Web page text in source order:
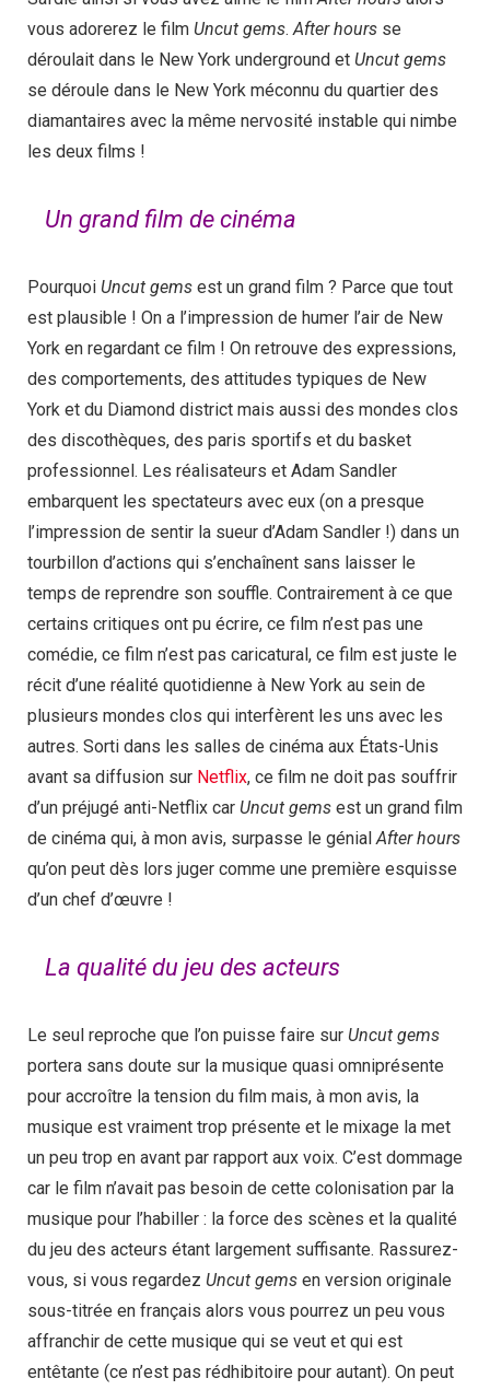
vous adorerez le film Uncut gems.After hours se
déroulait dans le New York underground et Uncut gems
se déroule dans le New York méconnu du quartier des
diamantaires avec la même nervosité instable qui nimbe
les deux films !
Un grand film de cinéma
Pourquoi Uncut gems est un grand film ? Parce que tout
est plausible ! On a l’impression de humer l’air de New
York en regardant ce film ! On retrouve des expressions,
des comportements, des attitudes typiques de New
York et du Diamond district mais aussi des mondes clos
des discothèques, des paris sportifs et du basket
professionnel. Les réalisateurs et Adam Sandler
embarquent les spectateurs avec eux (on a presque
l’impression de sentir la sueur d’Adam Sandler !) dans un
tourbillon d’actions qui s’enchaînent sans laisser le
temps de reprendre son souffle. Contrairement à ce que
certains critiques ont pu écrire, ce film n’est pas une
comédie, ce film n’est pas caricatural, ce film est juste le
récit d’une réalité quotidienne à New York au sein de
plusieurs mondes clos qui interfèrent les uns avec les
autres. Sorti dans les salles de cinéma aux États-Unis
avant sa diffusion sur Netflix, ce film ne doit pas souffrir
d’un préjugé anti-Netflix car Uncut gems est un grand film
de cinéma qui, à mon avis, surpasse le génialAfter hours
qu’on peut dès lors juger comme une première esquisse
d’un chef d’œuvre !
La qualité du jeu des acteurs
Le seul reproche que l’on puisse faire sur Uncut gems
portera sans doute sur la musique quasi omniprésente
pour accroître la tension du film mais, à mon avis, la
musique est vraiment trop présente et le mixage la met
un peu trop en avant par rapport aux voix. C’est dommage
car le film n’avait pas besoin de cette colonisation par la
musique pour l’habiller : la force des scènes et la qualité
du jeu des acteurs étant largement suffisante. Rassurez-
vous, si vous regardez Uncut gems en version originale
sous-titrée en français alors vous pourrez un peu vous
affranchir de cette musique qui se veut et qui est
entêtante (ce n’est pas rédhibitoire pour autant). On peut